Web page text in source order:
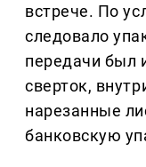
встрече. По
следовало
передачи был
сверток,
нарезанные
банковскую